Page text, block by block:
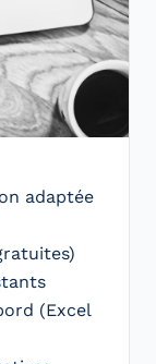
adaptée
(Excel